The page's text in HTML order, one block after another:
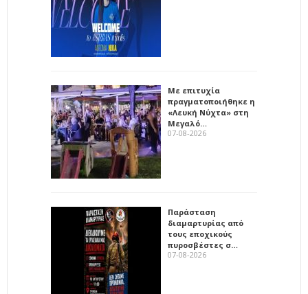
Με επιτυχία
πραγματοποιήθηκε η
«Λευκή Νύχτα» στη
Μεγαλό…
07-08-2026
Παράσταση
διαμαρτυρίας από
τους εποχικούς
πυροσβέστες σ…
07-08-2026